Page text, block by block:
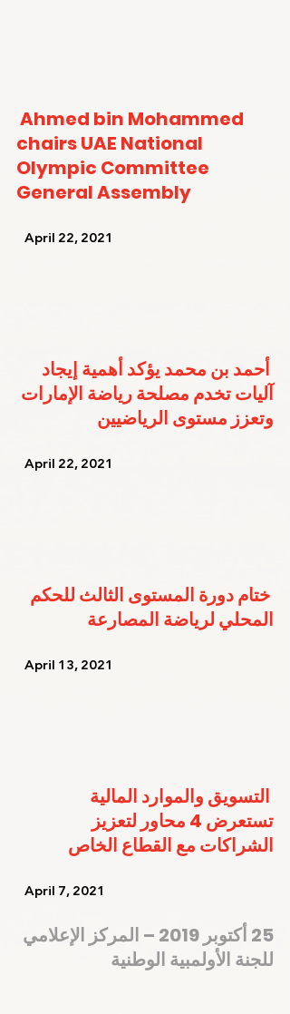
Ahmed bin Mohammed
chairs UAE National
Olympic Committee
General Assembly
   April 22, 2021
أحمد بن محمد يؤكد أهمية إيجاد
آليات تخدم مصلحة رياضة الإمارات
وتعزز مستوى الرياضيين
   April 22, 2021
ختام دورة المستوى الثالث للحكم
المحلي لرياضة المصارعة
   April 13, 2021
التسويق والموارد المالية
تستعرض 4 محاور لتعزيز
الشراكات مع القطاع الخاص
   April 7, 2021
25 أكتوبر 2019 – المركز الإعلامي
للجنة الأولمبية الوطنية